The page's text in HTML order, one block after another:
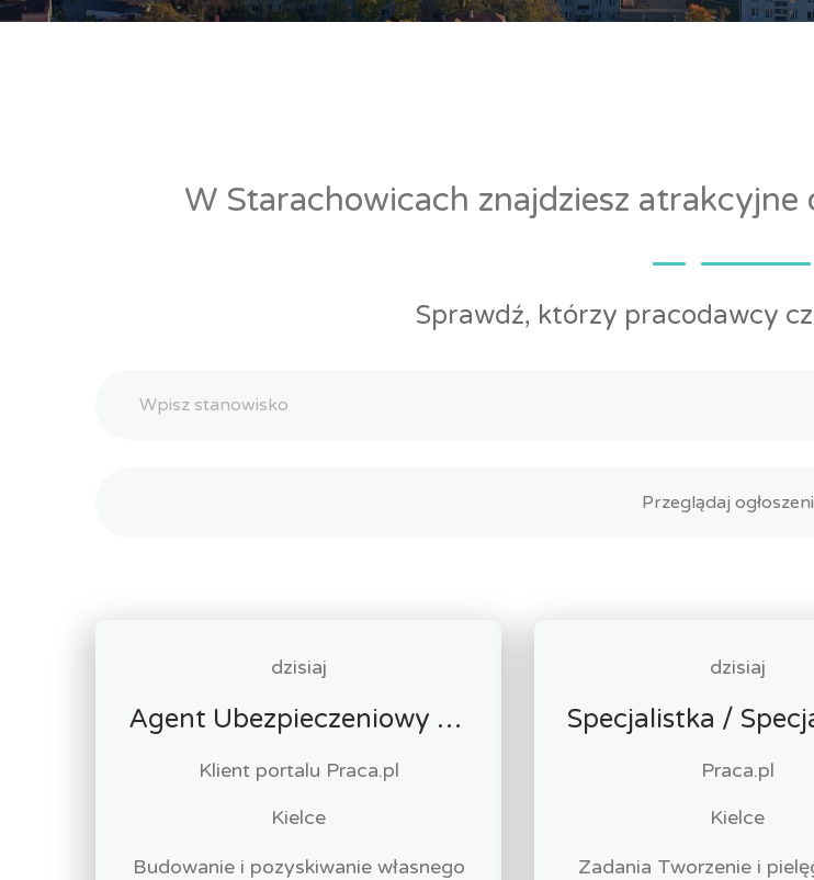
W Starachowicach znajdziesz
Sprawdź, którzy pracodawcy
dzisiaj
Agent Ubezpieczeniowy / Agentka Ubezpieczeniowa
Klient portalu Praca.pl
Kielce
Budowanie i pozyskiwanie własnego
dzisiaj
Praca.pl
Kielce
Zadania Tworzenie i